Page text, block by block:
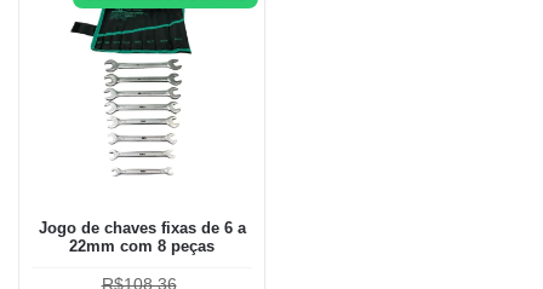
Jogo de chaves fixas de 6 a
22mm com 8 peças
R$108,36